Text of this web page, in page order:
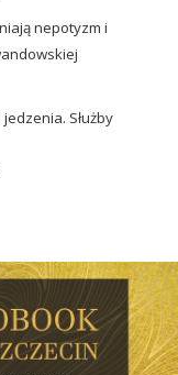
nepotyzm i
Służby